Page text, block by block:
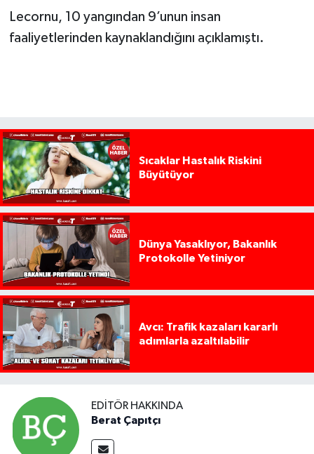
Lecornu, 10 yangından 9’unun insan
faaliyetlerinden kaynaklandığını açıklamıştı.
Sıcaklar Hastalık Riskini
Büyütüyor
Dünya Yasaklıyor, Bakanlık
Protokolle Yetiniyor
Avcı: Trafik kazaları kararlı
adımlarla azaltılabilir
EDITÖR HAKKINDA
Berat Çapıtçı